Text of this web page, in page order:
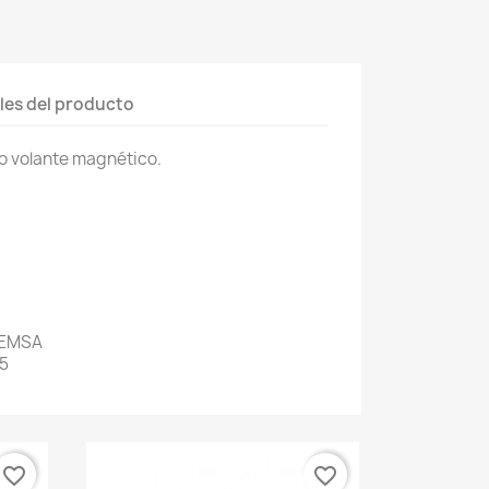
del producto
volante magnético.
favorite_border favorite_border